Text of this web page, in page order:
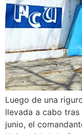
Luego de una
llevada a cabo
junio, el